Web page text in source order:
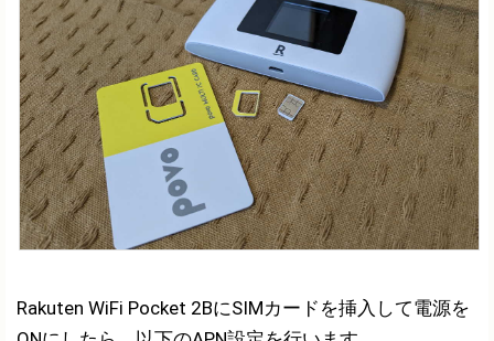
Rakuten WiFi Pocket 2BにSIMカードを挿入して電源を